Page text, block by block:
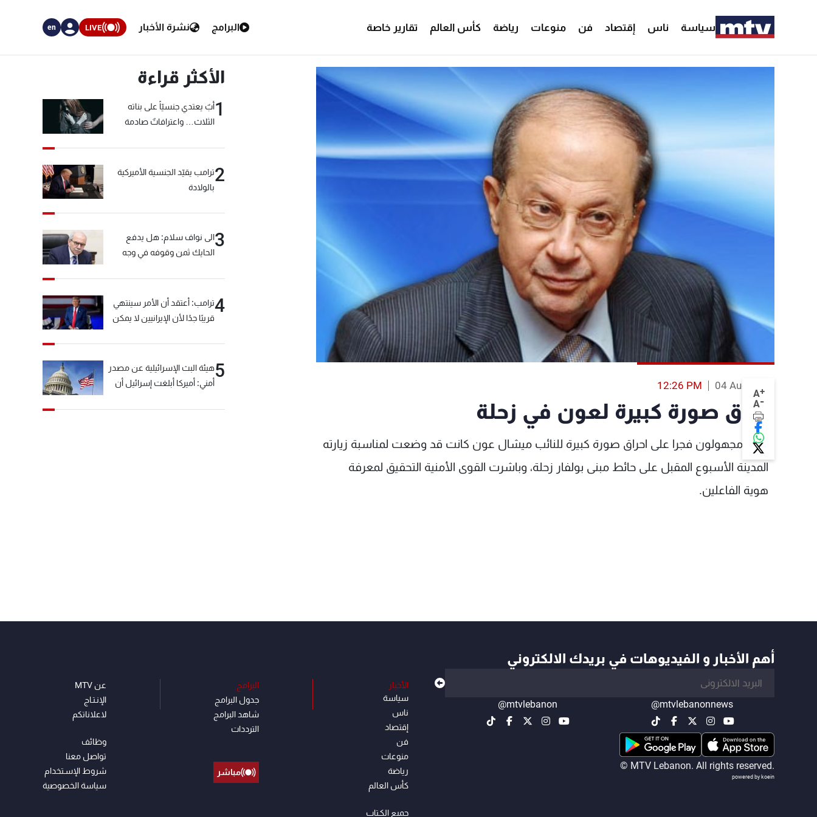
سياسة ناس إقتصاد فن منوعات رياضة كأس العالم تقارير خاصة البرامج نشرة الأخبار LIVE
en
A+
A-
04 Aug 2013
12:26 PM
احراق صورة كبيرة لعون في زحلة
أقدم مجهولون فجرا على احراق صورة كبيرة للنائب ميشال عون كانت قد وضعت لمناسبة زيارته
المدينة الأسبوع المقبل على حائط مبنى بولفار زحلة، وباشرت القوى الأمنية التحقيق لمعرفة
هوية الفاعلين.
الأكثر قراءة
1أبٌ يعتدي جنسيّاً على بناته
الثلاث… واعترافاتٌ صادمة
2ترامب يقيّد الجنسية الأميركية
بالولادة
3الى نواف سلام: هل يدفع
الحايك ثمن وقوفه في وجه
4ترامب: أعتقد أن الأمر سينتهي
قريبًا جدًا لأن الإيرانيين لا يمكن
5هيئة البث الإسرائيلية عن مصدر
أمني: أميركا أبلغت إسرائيل أن
أهم الأخبار و الفيديوهات في بريدك الالكتروني
@mtvlebanonnews
@mtvlebanon
© MTV Lebanon. All rights reserved.
powered by koein
الأخبار
سياسة
ناس
إقتصاد
فن
منوعات
رياضة
كأس العالم
جميع الكـتاب
البرامج
جدول البرامج
شاهد البرامج
الترددات
مباشر
عن MTV
الإنـتـاج
لاعلاناتكم
وظائف
تواصل معنا
شروط الإسـتخدام
سياسة الخصوصية